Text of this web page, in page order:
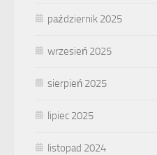
październik 2025
wrzesień 2025
sierpień 2025
lipiec 2025
listopad 2024